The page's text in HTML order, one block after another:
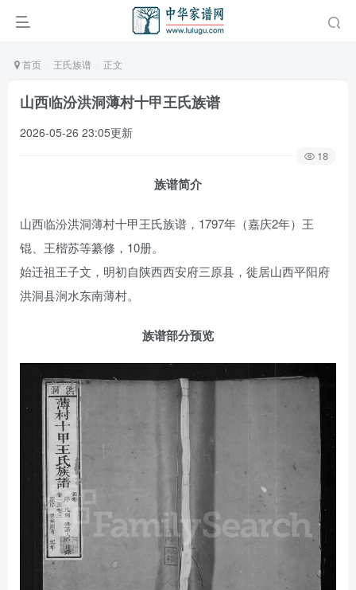
首页 王氏族谱 正文
山西临汾洪洞薄村十甲王氏族谱
2026-05-26 23:05更新
18
族谱简介
山西临汾洪洞薄村十甲王氏族谱，1797年（嘉庆2年）王
锟、王楷苏等纂修，10册。
始迁祖王子文，明初自陕西西安府三原县，徙居山西平阳府
洪洞县涧水东南薄村。
族谱部分预览